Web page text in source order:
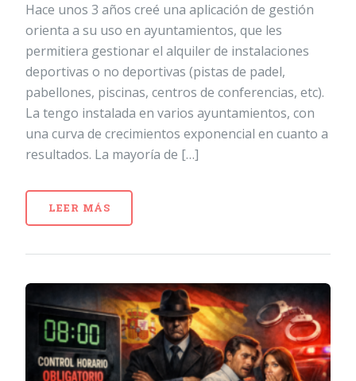
Hace unos 3 años creé una aplicación de gestión
orienta a su uso en ayuntamientos, que les
permitiera gestionar el alquiler de instalaciones
deportivas o no deportivas (pistas de padel,
pabellones, piscinas, centros de conferencias, etc).
La tengo instalada en varios ayuntamientos, con
una curva de crecimientos exponencial en cuanto a
resultados. La mayoría de […]
LEER MÁS